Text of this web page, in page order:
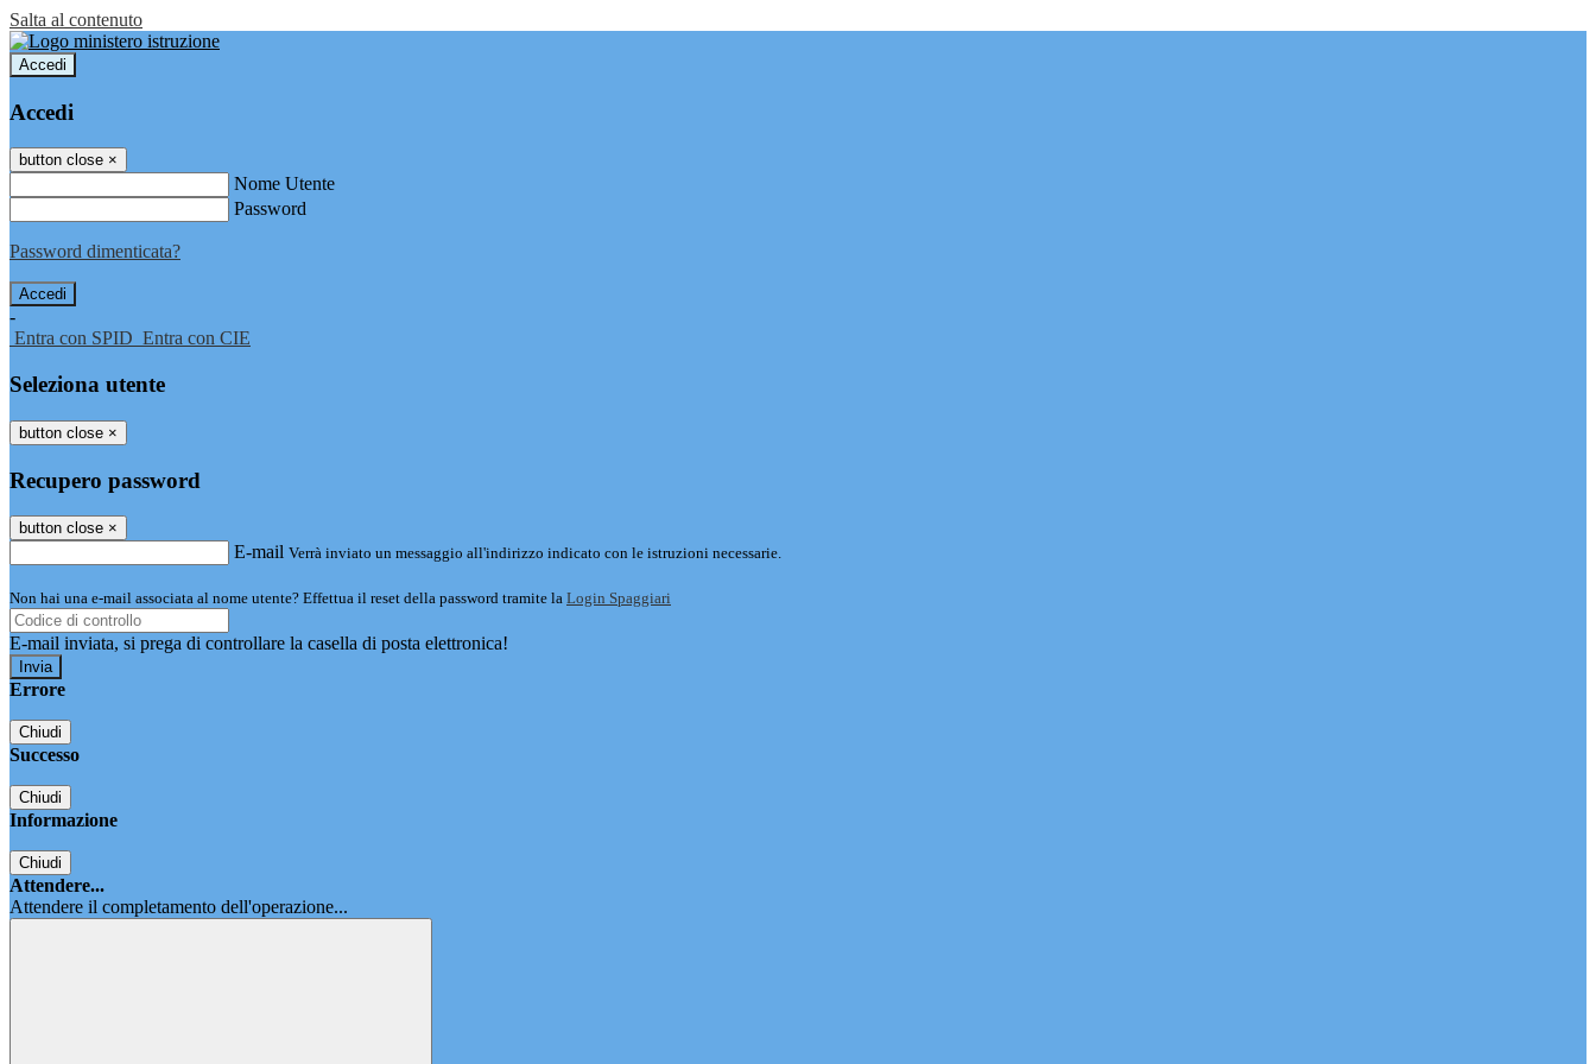
Salta al contenuto
Accedi
Accedi
button close ×
Nome Utente
Password
Password dimenticata?
-
Entra con SPID Entra con CIE
Seleziona utente
button close ×
Recupero password
button close ×
E-mail Verrà inviato un messaggio all'indirizzo indicato con le istruzioni necessarie.
Non hai una e-mail associata al nome utente? Effettua il reset della password tramite la Login Spaggiari
E-mail inviata, si prega di controllare la casella di posta elettronica!
Errore
Chiudi
Successo
Chiudi
Informazione
Chiudi
Attendere...
Attendere il completamento dell'operazione...